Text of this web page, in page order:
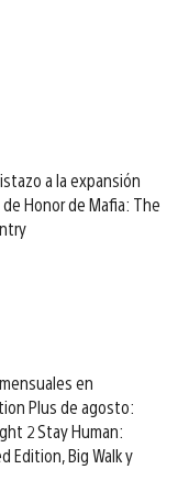
a la expansión
Honor de Mafia: The
en
Plus de agosto:
2 Stay Human:
Edition, Big Walk y